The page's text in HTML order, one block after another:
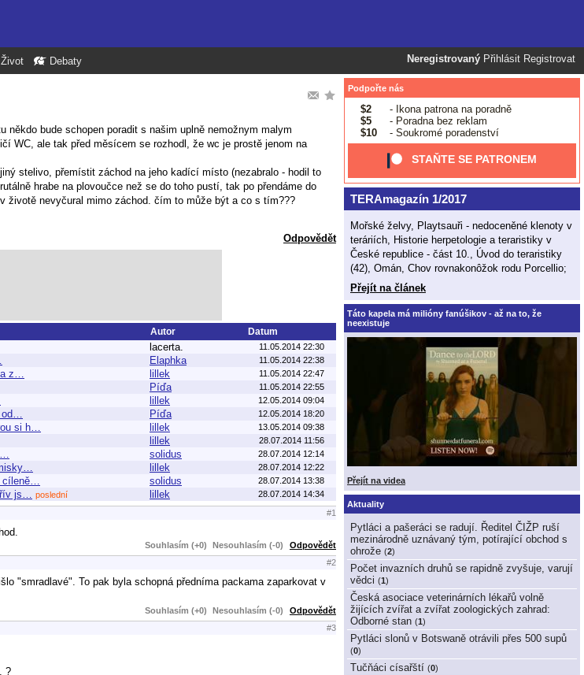
Neregistrovaný Přihlásit Registrovat
Život Debaty
bude schopen poradit s našim uplně nemožnym malym
WC, ale tak před měsícem se rozhodl, že wc je prostě jenom na
stelivo, přemístit záchod na jeho kadící místo (nezabralo - hodil to
hrabe na plovoučce než se do toho pustí, tak po přendáme do
životě nevyčural mimo záchod. čím to může být a co s tím???
Odpovědět
Autor Datum
lacerta. 11.05.2014 22:30
Elaphka 11.05.2014 22:38
z… lillek 11.05.2014 22:47
Píďa 11.05.2014 22:55
lillek 12.05.2014 09:04
Píďa 12.05.2014 18:20
si h… lillek 13.05.2014 09:38
lillek 28.07.2014 11:56
solidus 28.07.2014 12:14
lillek 28.07.2014 12:22
solidus 28.07.2014 13:38
js… poslední lillek 28.07.2014 14:34
#1
Souhlasím (+0) Nesouhlasím (-0) Odpovědět
#2
"smradlavé". To pak byla schopná předníma packama zaparkovat v
Souhlasím (+0) Nesouhlasím (-0) Odpovědět
#3
?
Podpořte nás
$2
- Ikona patrona na poradně
$5
- Poradna bez reklam
$10
- Soukromé poradenství
STAŇTE SE PATRONEM
TERAmagazín 1/2017
Mořské želvy, Playtsauři - nedoceněné klenoty v
teráriích, Historie herpetologie a teraristiky v
České republice - část 10., Úvod do teraristiky
(42), Omán, Chov rovnakonôžok rodu Porcellio;
Přejít na článek
Táto kapela má milióny fanúšikov - až na to, že
neexistuje
Přejít na videa
Aktuality
Pytláci a pašeráci se radují. Ředitel ČIŽP ruší
mezinárodně uznávaný tým, potírající obchod s
ohrože (2)
Počet invazních druhů se rapidně zvyšuje, varují
vědci (1)
Česká asociace veterinárních lékařů volně
žijících zvířat a zvířat zoologických zahrad:
Odborné stan (1)
Pytláci slonů v Botswaně otrávili přes 500 supů
(0)
Tučňáci císařští (0)